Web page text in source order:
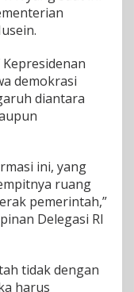
demokrasi
diantara
ini, yang
ruang
pemerintah,”
Delegasi RI
tidak dengan
harus